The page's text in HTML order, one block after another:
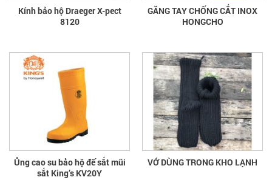
Kính bảo hộ Draeger X-pect
8120
GĂNG TAY CHỐNG CẮT INOX
HONGCHO
Ủng cao su bảo hộ đế sắt mũi
sắt King’s KV20Y
VỚ DÙNG TRONG KHO LẠNH